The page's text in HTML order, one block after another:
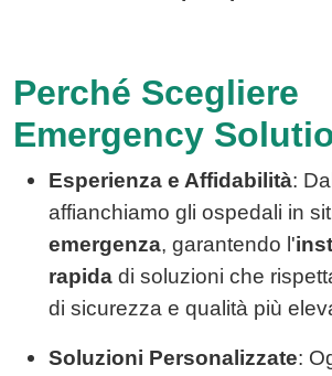
Perché Scegliere
Emergency
Esperienza e Affidabilità:
affianchiamo gli ospedali in
emergenza, garantendo l'
rapida di soluzioni che
di sicurezza e qualità più
Soluzioni Personalizzate: